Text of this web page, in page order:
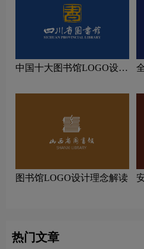
中国十大图书馆LOGO设计
图书馆LOGO设计理念解读
热门文章